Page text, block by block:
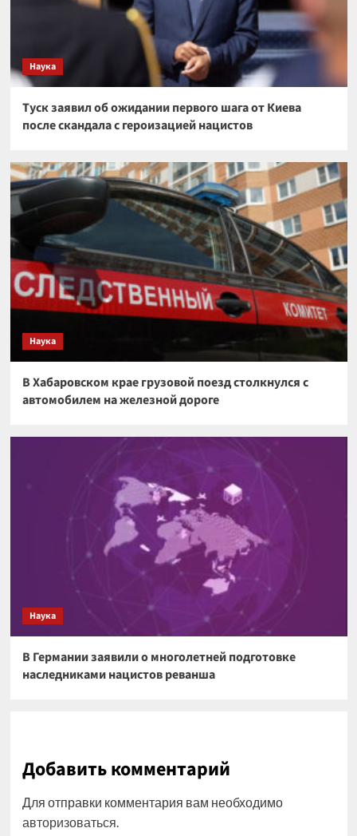
Наука
Туск заявил об ожидании первого шага от Киева
после скандала с героизацией нацистов
Наука
В Хабаровском крае грузовой поезд столкнулся с
автомобилем на железной дороге
Наука
В Германии заявили о многолетней подготовке
наследниками нацистов реванша
Добавить комментарий
Для отправки комментария вам необходимо
авторизоваться.